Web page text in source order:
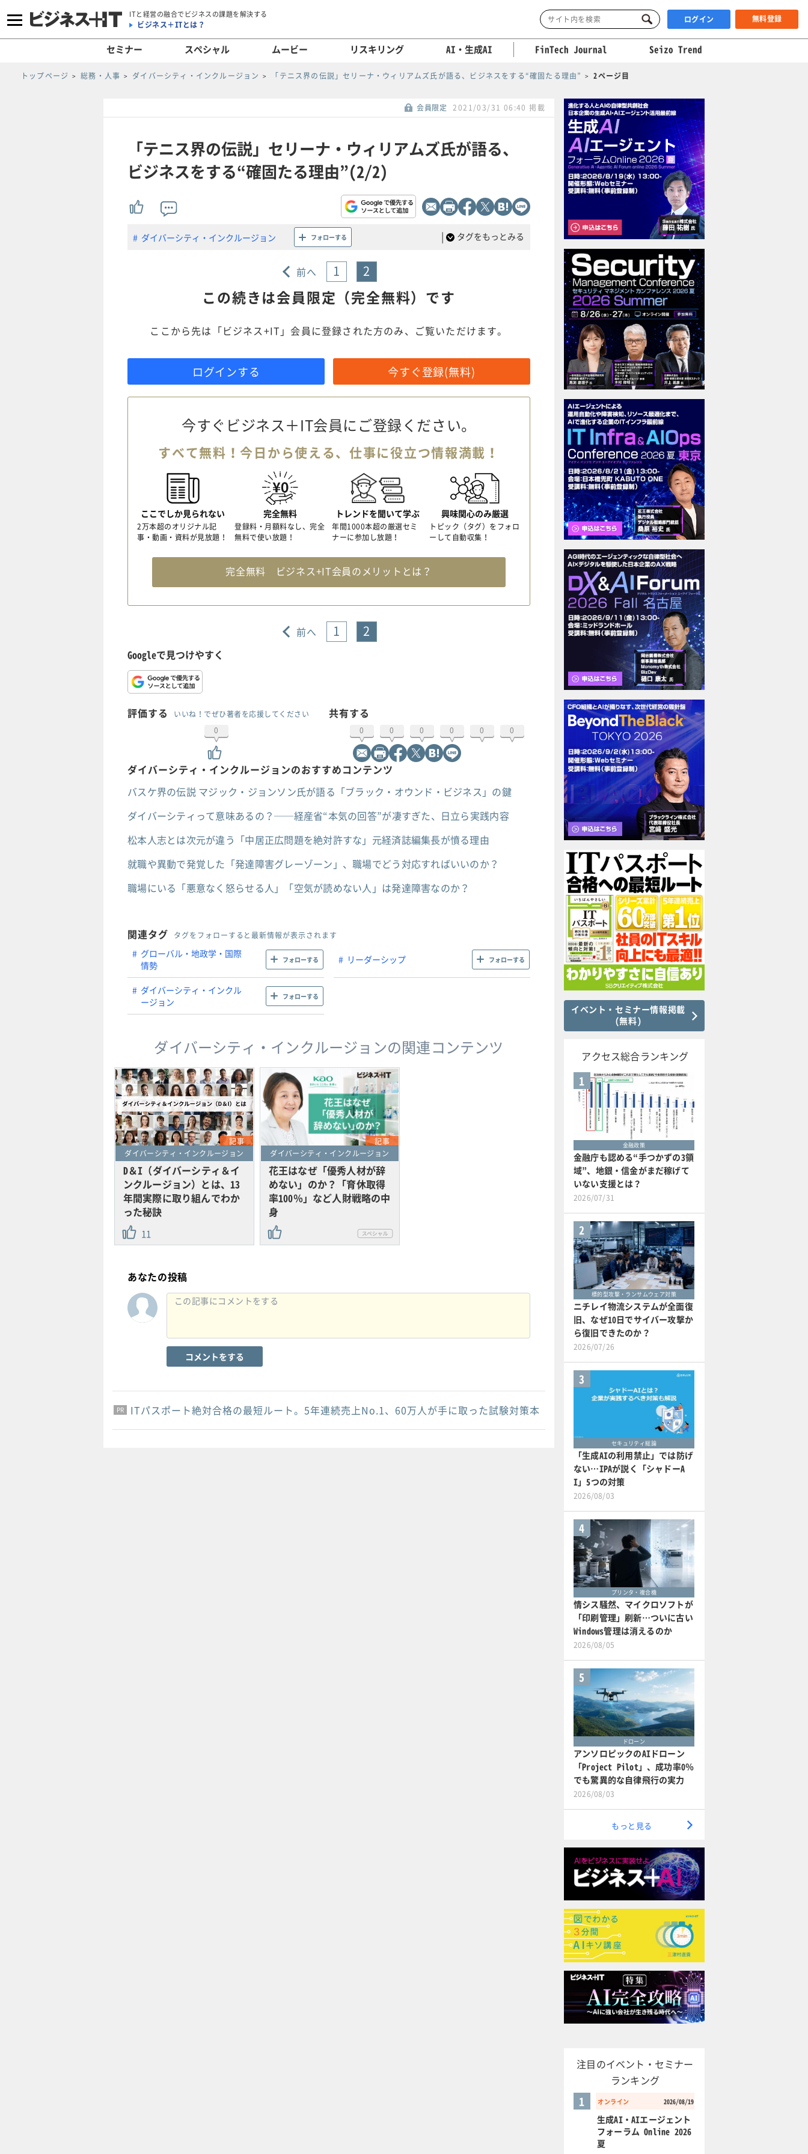
ITと経営の融合でビジネスの課題を解決する
ビジネス＋ITとは？ ログイン 無料登録
セミナー スペシャル ムービー リスキリング AI・生成AI FinTech Journal Seizo Trend
トップページ 総務・人事 ダイバーシティ・インクルージョン 「テニス界の伝説」セリーナ・ウィリアムズ氏が語る、ビジネスをする“確固たる理由” 2ページ目
会員限定 2021/03/31 06:40 掲載
「テニス界の伝説」セリーナ・ウィリアムズ氏が語る、
ビジネスをする“確固たる理由”(2/2)
ダイバーシティ・インクルージョン フォローする | タグをもっとみる
前へ 1 2
この続きは会員限定（完全無料）です
ここから先は「ビジネス+IT」会員に登録された方のみ、ご覧いただけます。
ログインする 今すぐ登録(無料)
今すぐビジネス＋IT会員にご登録ください。
すべて無料！今日から使える、仕事に役立つ情報満載！
ここでしか見られない
2万本超のオリジナル記
事・動画・資料が見放題！
完全無料
登録料・月額料なし、完全
無料で使い放題！
トレンドを聞いて学ぶ
年間1000本超の厳選セミ
ナーに参加し放題！
興味関心のみ厳選
トピック（タグ）をフォロ
ーして自動収集！
完全無料 ビジネス+IT会員のメリットとは？
前へ 1 2
Googleで見つけやすく
評価する
いいね！でぜひ著者を応援してください
0
共有する
0 0 0 0 0 0
ダイバーシティ・インクルージョンのおすすめコンテンツ
バスケ界の伝説 マジック・ジョンソン氏が語る「ブラック・オウンド・ビジネス」の鍵
ダイバーシティって意味あるの？──経産省“本気の回答”が凄すぎた、日立ら実践内容
松本人志とは次元が違う「中居正広問題を絶対許すな」元経済誌編集長が憤る理由
就職や異動で発覚した「発達障害グレーゾーン」、職場でどう対応すればいいのか？
職場にいる「悪意なく怒らせる人」「空気が読めない人」は発達障害なのか？
関連タグ タグをフォローすると最新情報が表示されます
グローバル・地政学・国際
情勢
フォローする リーダーシップ フォローする
ダイバーシティ・インクル
ージョン
フォローする
ダイバーシティ・インクルージョンの関連コンテンツ
記事
ダイバーシティ・インクルージョン
D＆I（ダイバーシティ＆イ
ンクルージョン）とは、13
年間実際に取り組んでわか
った秘訣
11
記事
ダイバーシティ・インクルージョン
花王はなぜ「優秀人材が辞
めない」のか？「育休取得
率100％」など人財戦略の中
身
あなたの投稿
コメントをする
PR
PR
PR ITパスポート絶対合格の最短ルート。5年連続売上No.1、60万人が手に取った試験対策本
イベント・セミナー情報掲載
(無料)
アクセス総合ランキング
1
金融政策
金融庁も認める“手つかずの3領
域”、地銀・信金がまだ稼げて
いない支援とは？
2026/07/31
2
標的型攻撃・ランサムウェア対策
ニチレイ物流システムが全面復
旧、なぜ10日でサイバー攻撃か
ら復旧できたのか？
2026/07/26
3
セキュリティ総論
「生成AIの利用禁止」では防げ
ない…IPAが説く「シャドーA
I」5つの対策
2026/08/03
4
プリンタ・複合機
情シス騒然、マイクロソフトが
「印刷管理」刷新…ついに古い
Windows管理は消えるのか
2026/08/05
5
ドローン
アンソロピックのAIドローン
「Project Pilot」、成功率0％
でも驚異的な自律飛行の実力
2026/08/03
もっと見る
注目のイベント・セミナー
ランキング
オンライン 2026/08/19
1
生成AI・AIエージェント
フォーラム Online 2026
夏